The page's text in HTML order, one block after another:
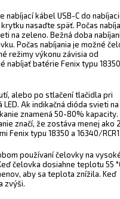
kábel USB-C do
nasaďte späť. Počas
na zeleno. Bežná doba
Počas nabíjania je možné
režimy výkonu závisia od
nabíjať batérie Fenix typu
alebo po stlačení tlačidla pri
Ak indikačná dióda svieti na
znamená 50-80% kapacity.
značí, že zostáva menej ako
typu 18350 a 16340/
používaní čelovky na
čelovka dosiahne teplotu 55
aby sa teplota znížila. Keď
zvýši.